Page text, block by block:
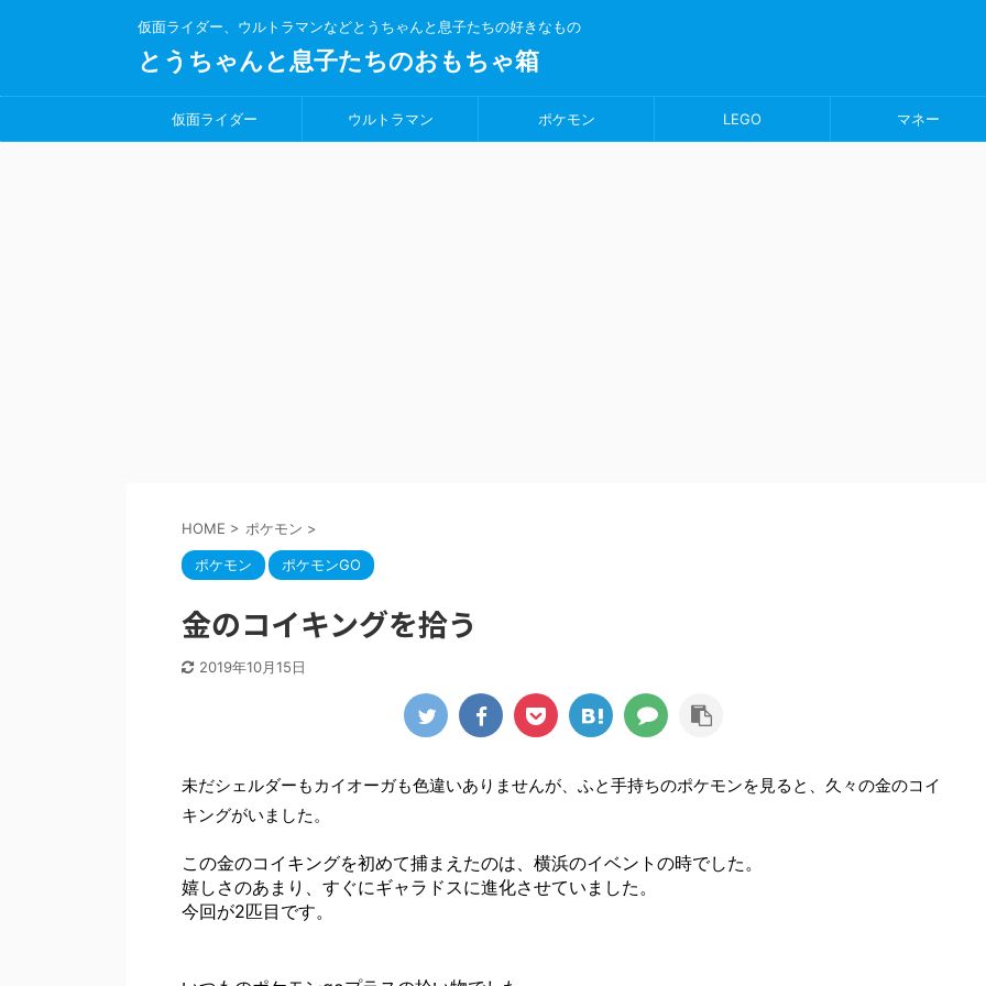
仮面ライダー、ウルトラマンなどとうちゃんと息子たちの好きなもの
とうちゃんと息子たちのおもちゃ箱
仮面ライダー ウルトラマン ポケモン LEGO マネー
HOME > ポケモン >
ポケモン ポケモンGO
金のコイキングを拾う
2019年10月15日
未だシェルダーもカイオーガも色違いありませんが、ふと手持ちのポケモンを見ると、久々の金のコイ
キングがいました。
この金のコイキングを初めて捕まえたのは、横浜のイベントの時でした。
嬉しさのあまり、すぐにギャラドスに進化させていました。
今回が2匹目です。